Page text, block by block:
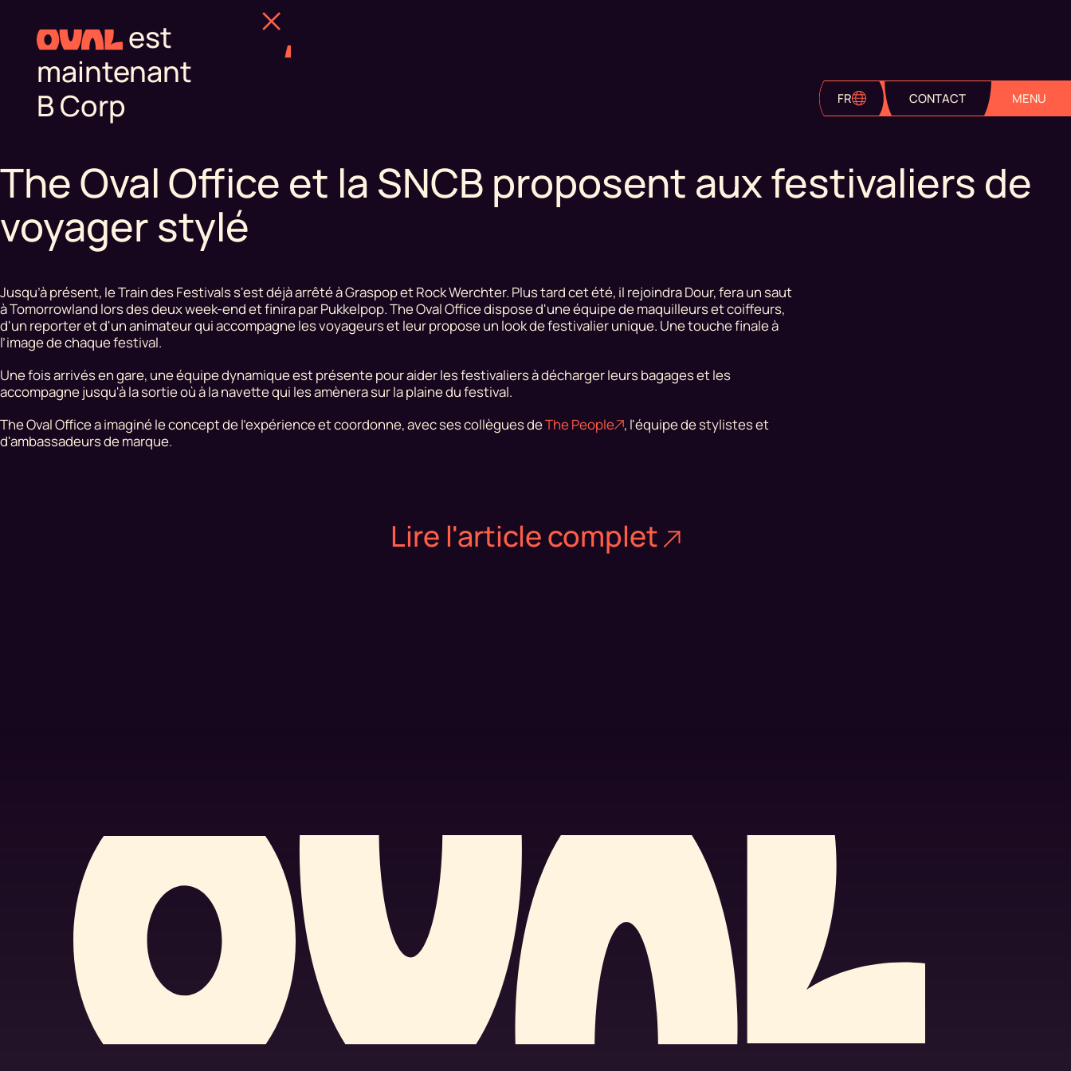
FR CONTACT MENU
est
maintenant
B Corp
The Oval Office et la SNCB proposent aux festivaliers de
voyager stylé
Jusqu’à présent, le Train des Festivals s'est déjà arrêté à Graspop et Rock Werchter. Plus tard cet été, il rejoindra Dour, fera un saut
à Tomorrowland lors des deux week-end et finira par Pukkelpop. The Oval Office dispose d'une équipe de maquilleurs et coiffeurs,
d'un reporter et d'un animateur qui accompagne les voyageurs et leur propose un look de festivalier unique. Une touche finale à
l’image de chaque festival.
Une fois arrivés en gare, une équipe dynamique est présente pour aider les festivaliers à décharger leurs bagages et les
accompagne jusqu'à la sortie où à la navette qui les amènera sur la plaine du festival.
The Oval Office a imaginé le concept de l'expérience et coordonne, avec ses collègues deThe People , l'équipe de stylistes et
d'ambassadeurs de marque.
Lire l'article complet